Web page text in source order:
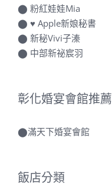
⬤ 粉紅娃娃Mia
⬤ ♥ Apple新娘秘書
⬤ 新秘Vivi子溱
⬤ 中部新祕宸羽
彰化婚宴會館推薦
⬤滿天下婚宴會館
飯店分類